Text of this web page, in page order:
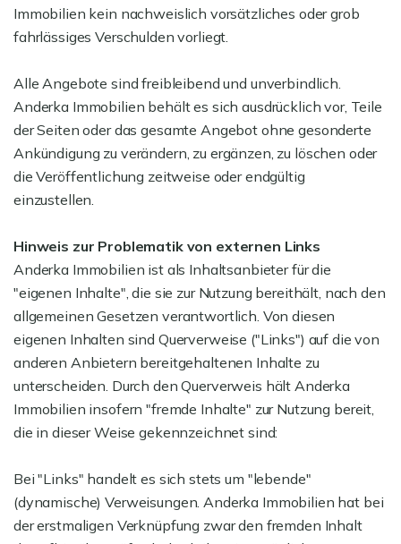
Immobilien kein nachweislich vorsätzliches oder grob
fahrlässiges Verschulden vorliegt.
Alle Angebote sind freibleibend und unverbindlich.
Anderka Immobilien behält es sich ausdrücklich vor, Teile
der Seiten oder das gesamte Angebot ohne gesonderte
Ankündigung zu verändern, zu ergänzen, zu löschen oder
die Veröffentlichung zeitweise oder endgültig
einzustellen.
Hinweis zur Problematik von externen Links
Anderka Immobilien ist als Inhaltsanbieter für die
"eigenen Inhalte", die sie zur Nutzung bereithält, nach den
allgemeinen Gesetzen verantwortlich. Von diesen
eigenen Inhalten sind Querverweise ("Links") auf die von
anderen Anbietern bereitgehaltenen Inhalte zu
unterscheiden. Durch den Querverweis hält Anderka
Immobilien insofern "fremde Inhalte" zur Nutzung bereit,
die in dieser Weise gekennzeichnet sind:
Bei "Links" handelt es sich stets um "lebende"
(dynamische) Verweisungen. Anderka Immobilien hat bei
der erstmaligen Verknüpfung zwar den fremden Inhalt